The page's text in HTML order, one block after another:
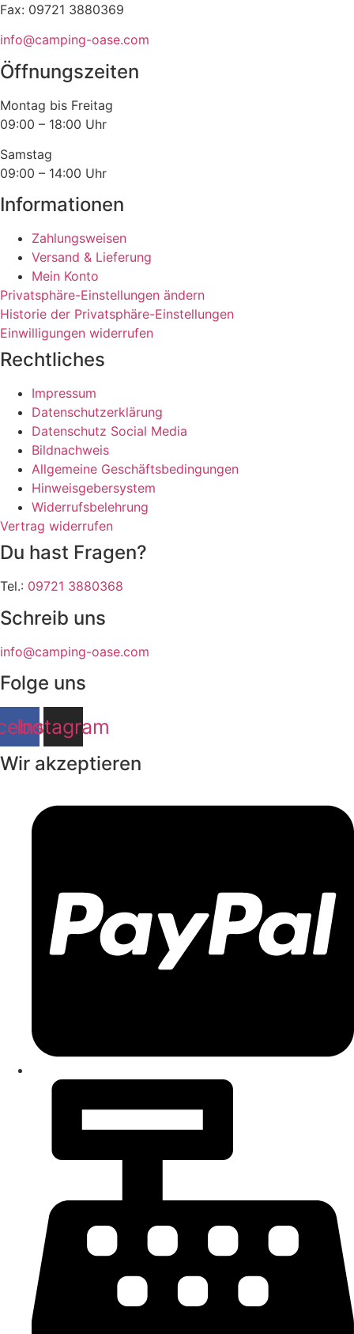
Fax: 09721 3880369
info@camping-oase.com
Öffnungszeiten
Montag bis Freitag
09:00 – 18:00 Uhr
Samstag
09:00 – 14:00 Uhr
Informationen
Zahlungsweisen
Versand & Lieferung
Mein Konto
Privatsphäre-Einstellungen ändern
Historie der Privatsphäre-Einstellungen
Einwilligungen widerrufen
Rechtliches
Impressum
Datenschutzerklärung
Datenschutz Social Media
Bildnachweis
Allgemeine Geschäftsbedingungen
Hinweisgebersystem
Widerrufsbelehrung
Vertrag widerrufen
Du hast Fragen?
Tel.: 09721 3880368
Schreib uns
info@camping-oase.com
Folge uns
Instagram
Wir akzeptieren